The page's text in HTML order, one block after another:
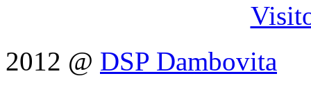
2012 @ DSP Dambovita